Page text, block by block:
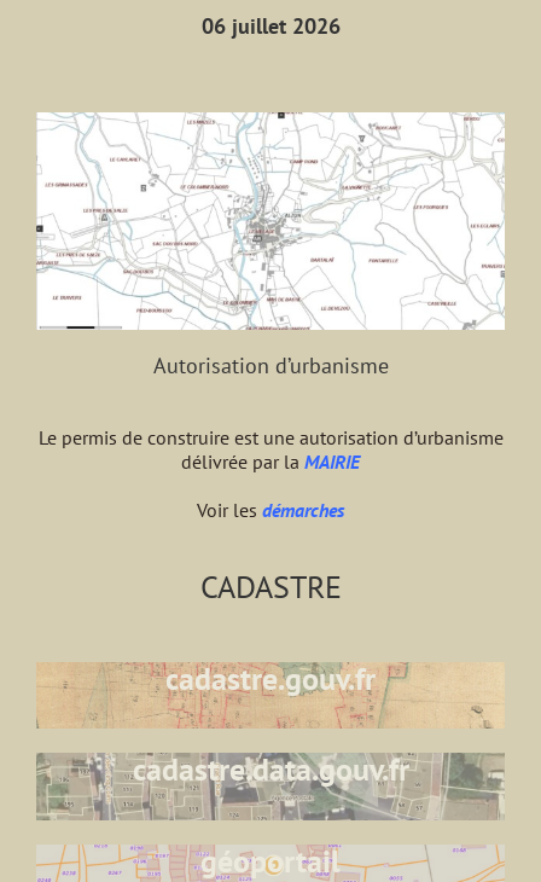
06 juillet 2026
Autorisation d’urbanisme
Le permis de construire est une autorisation d’urbanisme
délivrée par la MAIRIE
Voir les démarches
CADASTRE
cadastre.gouv.fr
cadastre.data.gouv.fr
géoportail